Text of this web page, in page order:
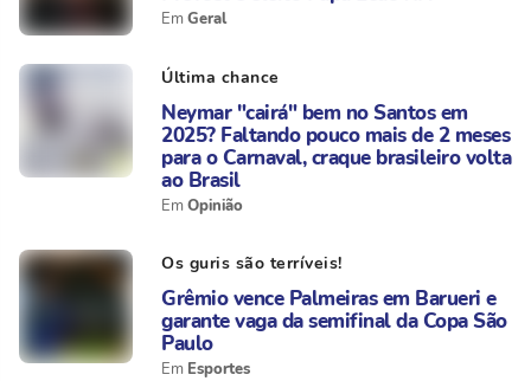
Geral
Última chance
Neymar "cairá" bem no Santos em
2025? Faltando pouco mais de 2 meses
para o Carnaval, craque brasileiro volta
ao Brasil
Opinião
Os guris são terríveis!
Grêmio vence Palmeiras em Barueri e
garante vaga da semifinal da Copa São
Paulo
Esportes